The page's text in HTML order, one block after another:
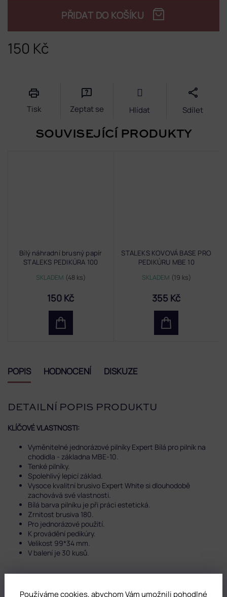
Používáme cookies, abychom Vám umožnili pohodlné
150 Kč
PŘIDAT DO KOŠÍKU
Tisk Zeptat se Hlídat Sdílet
SOUVISEJÍCÍ PRODUKTY
Bílý náhradní brusný papír
STALEKS PEDIKÚRA 100
SKLADEM (48 ks)
150 Kč
STALEKS KOVOVÁ BASE PRO
PEDIKÚRU MBE 10
SKLADEM (19 ks)
355 Kč
POPIS HODNOCENÍ DISKUZE
DETAILNÍ POPIS PRODUKTU
KLÍČOVÉ VLASTNOSTI:
Vyměnitelné jednorázové pilníky Expert Bílá pro pilník na
chodidla - základna MBE-10.
Tenké pilníky.
Spolehlivý lepicí základ.
Vysoce kvalitní brusivo Expert White si dlouhodobě
zachovává své vlastnosti.
Bílá barva pilníku je při práci estetická.
Zrnitost brusiva 180.
Pro jednorázové použití.
K provádění pedikúry.
Velikost 99*34 mm.
V balení je 30 kusů.